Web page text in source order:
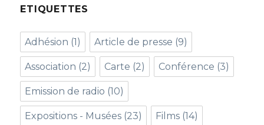
ETIQUETTES
Adhésion (1) Article de presse (9)
Association (2) Carte (2) Conférence (3)
Emission de radio (10)
Expositions - Musées (23) Films (14)